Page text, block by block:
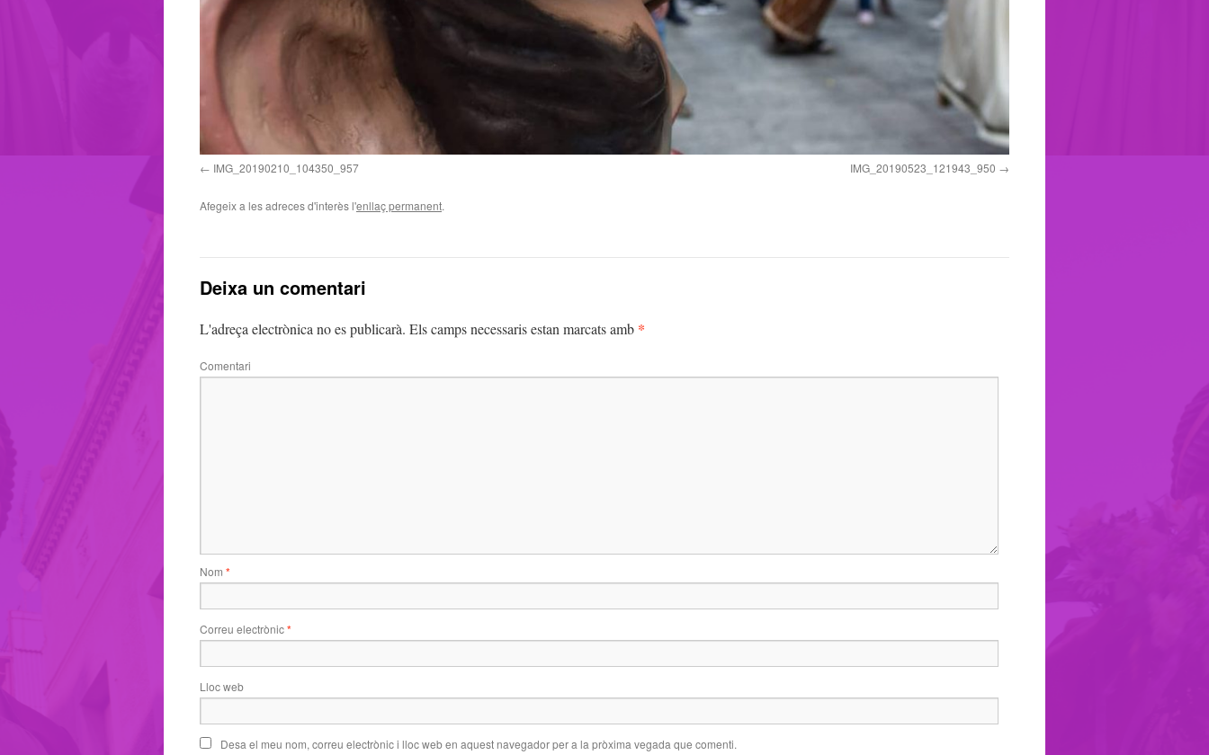
IMG_20190210_104350_957 IMG_20190523_121943_950
Afegeix a les adreces d'interès l'enllaç permanent.
Deixa un comentari
L'adreça electrònica no es publicarà. Els camps necessaris estan marcats amb *
Comentari
Nom *
Correu electrònic*
Lloc web
Desa el meu nom, correu electrònic i lloc web en aquest navegador per a la pròxima vegada que comenti.